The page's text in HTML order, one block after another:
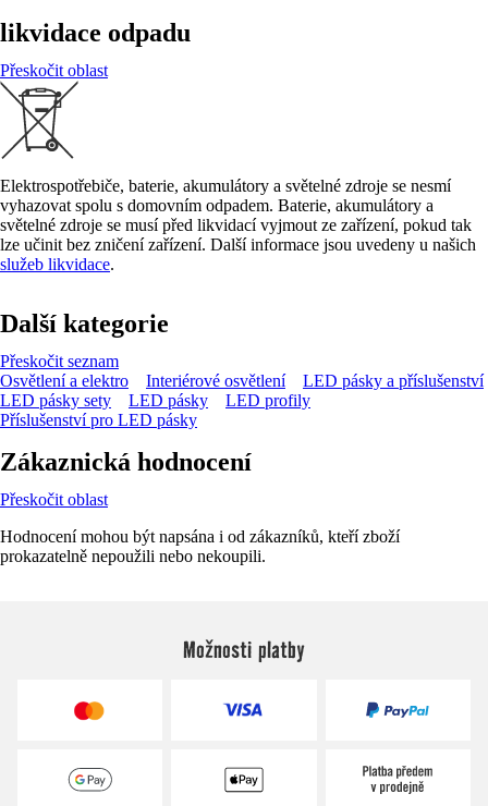
likvidace odpadu
Přeskočit oblast
Elektrospotřebiče, baterie, akumulátory a světelné zdroje se nesmí
vyhazovat spolu s domovním odpadem. Baterie, akumulátory a
světelné zdroje se musí před likvidací vyjmout ze zařízení, pokud tak
lze učinit bez zničení zařízení. Další informace jsou uvedeny u našich
služeb likvidace.
Další kategorie
Přeskočit seznam
Osvětlení a elektro
Interiérové osvětlení
LED pásky a příslušenství
LED pásky sety
LED pásky
LED profily
Příslušenství pro LED pásky
Zákaznická hodnocení
Přeskočit oblast
Hodnocení mohou být napsána i od zákazníků, kteří zboží
prokazatelně nepoužili nebo nekoupili.
Možnosti platby